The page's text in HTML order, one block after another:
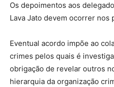
Os depoimentos aos
Lava Jato devem ocorrer nos
Eventual acordo impõe ao
crimes pelos quais é
obrigação de revelar outros
hierarquia da organização